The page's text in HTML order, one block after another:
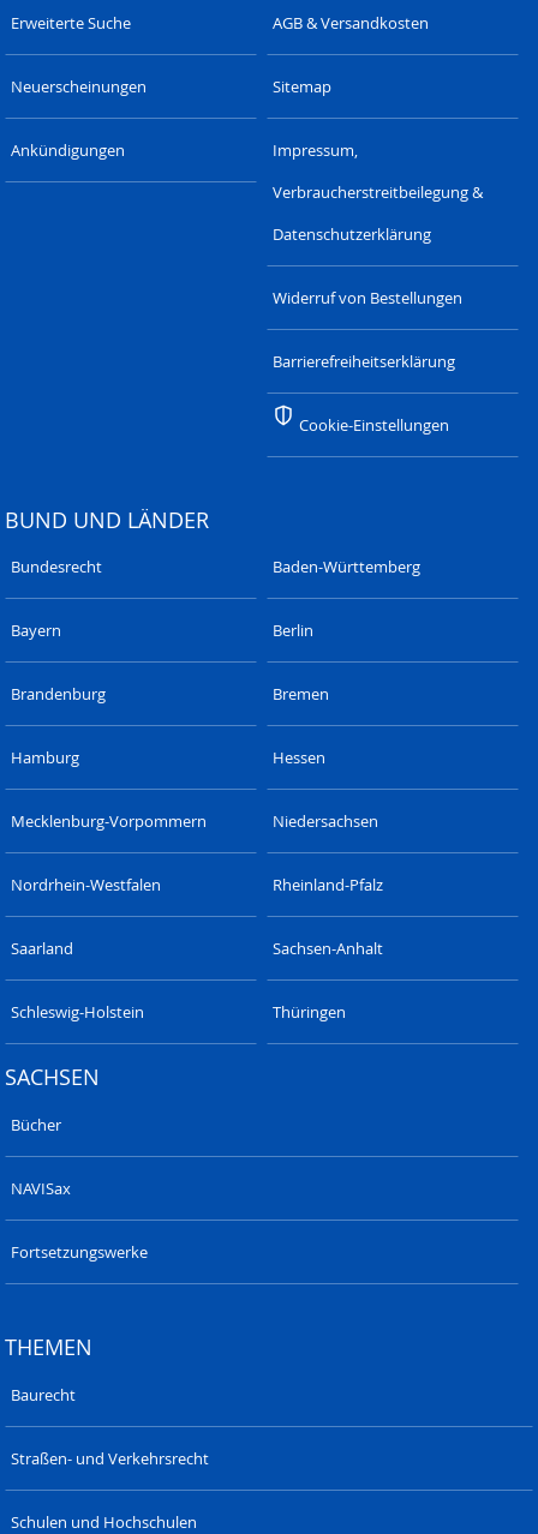
Erweiterte Suche
Neuerscheinungen
Ankündigungen
AGB & Versandkosten
Sitemap
Impressum,
Verbraucherstreitbeilegung &
Datenschutzerklärung
Widerruf von Bestellungen
Barrierefreiheitserklärung
Cookie-Einstellungen
BUND UND LÄNDER
Bundesrecht Baden-Württemberg
Bayern Berlin
Brandenburg Bremen
Hamburg Hessen
Mecklenburg-Vorpommern Niedersachsen
Nordrhein-Westfalen Rheinland-Pfalz
Saarland Sachsen-Anhalt
Schleswig-Holstein Thüringen
SACHSEN
Bücher
NAVISax
Fortsetzungswerke
THEMEN
Baurecht
Straßen- und Verkehrsrecht
Schulen und Hochschulen